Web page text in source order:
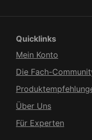
Quicklinks
Mein Konto
Die Fach-
Über Uns
Für Experten